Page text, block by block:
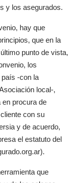
y los asegurados.
hay que
que en la
punto de vista,
los
-con la
local-,
en procura de
con su
y de acuerdo,
el estatuto del
que